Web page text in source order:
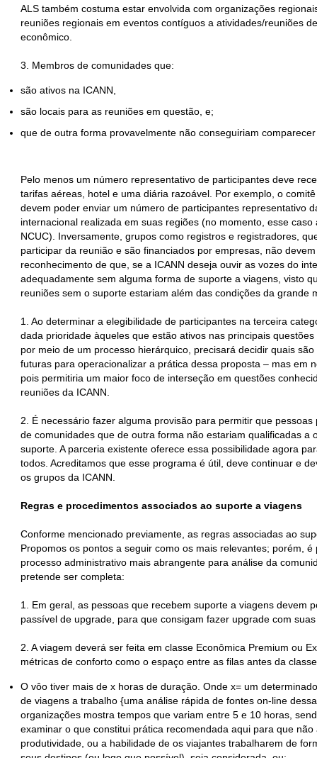
ALS também costuma estar envolvida com organizações
reuniões regionais em eventos contíguos a atividades/reuniões
econômico.
3. Membros de comunidades que:
são ativos na ICANN,
são locais para as reuniões em questão, e;
que de outra forma provavelmente não conseguiriam
Pelo menos um número representativo de participantes deve
tarifas aéreas, hotel e uma diária razoável. Por exemplo, o
devem poder enviar um número de participantes representativo
internacional realizada em suas regiões (no momento, esse caso
NCUC). Inversamente, grupos como registros e registradores,
participar da reunião e são financiados por empresas, não
reconhecimento de que, se a ICANN deseja ouvir as vozes do
adequadamente sem alguma forma de suporte a viagens, visto
reuniões sem o suporte estariam além das condições da grande
1. Ao determinar a elegibilidade de participantes na terceira
dada prioridade àqueles que estão ativos nas principais
por meio de um processo hierárquico, precisará decidir quais
futuras para operacionalizar a prática dessa proposta – mas em
pois permitiria um maior foco de interseção em questões
reuniões da ICANN.
2. É necessário fazer alguma provisão para permitir que
de comunidades que de outra forma não estariam qualificadas a
suporte. A parceria existente oferece essa possibilidade agora
todos. Acreditamos que esse programa é útil, deve continuar e
os grupos da ICANN.
Regras e procedimentos associados ao suporte a viagens
Conforme mencionado previamente, as regras associadas ao
Propomos os pontos a seguir como os mais relevantes; porém,
processo administrativo mais abrangente para análise da
pretende ser completa:
1. Em geral, as pessoas que recebem suporte a viagens devem
passível de upgrade, para que consigam fazer upgrade com
2. A viagem deverá ser feita em classe Econômica Premium ou
métricas de conforto como o espaço entre as filas antes da
O vôo tiver mais de x horas de duração. Onde x= um
de viagens a trabalho {uma análise rápida de fontes on‐line
organizações mostra tempos que variam entre 5 e 10 horas,
examinar o que constitui prática recomendada aqui para que
produtividade, ou a habilidade de os viajantes trabalharem de